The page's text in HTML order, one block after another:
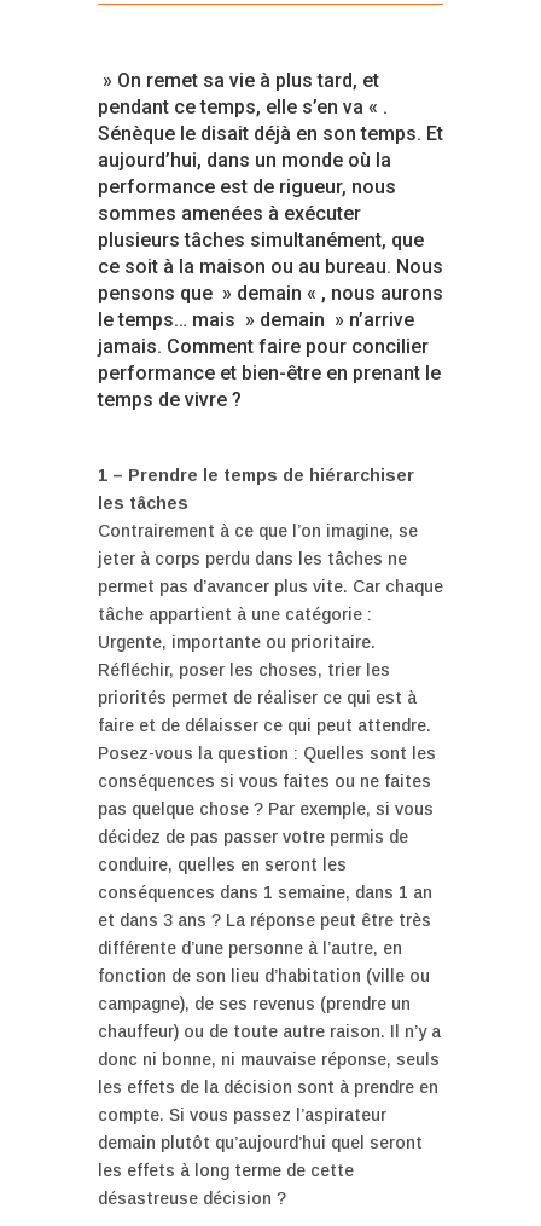
» On remet sa vie à plus tard, et
pendant ce temps, elle s’en va « .
Sénèque le disait déjà en son temps. Et
aujourd’hui, dans un monde où la
performance est de rigueur, nous
sommes amenées à exécuter
plusieurs tâches simultanément, que
ce soit à la maison ou au bureau. Nous
pensons que » demain « , nous aurons
le temps… mais » demain » n’arrive
jamais. Comment faire pour concilier
performance et bien-être en prenant le
temps de vivre ?
1 – Prendre le temps de hiérarchiser
les tâches
Contrairement à ce que l’on imagine, se
jeter à corps perdu dans les tâches ne
permet pas d’avancer plus vite. Car chaque
tâche appartient à une catégorie :
Urgente, importante ou prioritaire.
Réfléchir, poser les choses, trier les
priorités permet de réaliser ce qui est à
faire et de délaisser ce qui peut attendre.
Posez-vous la question : Quelles sont les
conséquences si vous faites ou ne faites
pas quelque chose ? Par exemple, si vous
décidez de pas passer votre permis de
conduire, quelles en seront les
conséquences dans 1 semaine, dans 1 an
et dans 3 ans ? La réponse peut être très
différente d’une personne à l’autre, en
fonction de son lieu d’habitation (ville ou
campagne), de ses revenus (prendre un
chauffeur) ou de toute autre raison. Il n’y a
donc ni bonne, ni mauvaise réponse, seuls
les effets de la décision sont à prendre en
compte. Si vous passez l’aspirateur
demain plutôt qu’aujourd’hui quel seront
les effets à long terme de cette
désastreuse décision ?